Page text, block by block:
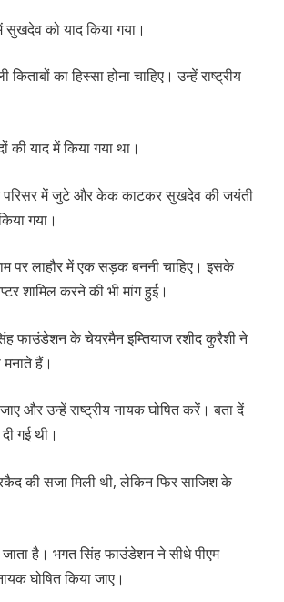
सुखदेव को याद किया गया।
का हिस्सा होना चाहिए। उन्हें राष्ट्रीय
याद में किया गया था।
परिसर में जुटे और केक काटकर सुखदेव की जयंती
गया।
पर लाहौर में एक सड़क बननी चाहिए। इसके
शामिल करने की भी मांग हुई।
फाउंडेशन के चेयरमैन इम्तियाज रशीद कुरैशी ने
हैं।
और उन्हें राष्ट्रीय नायक घोषित करें। बता दें
गई थी।
की सजा मिली थी, लेकिन फिर साजिश के
जाता है। भगत सिंह फाउंडेशन ने सीधे पीएम
घोषित किया जाए।